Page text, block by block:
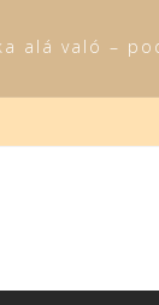
alá való –